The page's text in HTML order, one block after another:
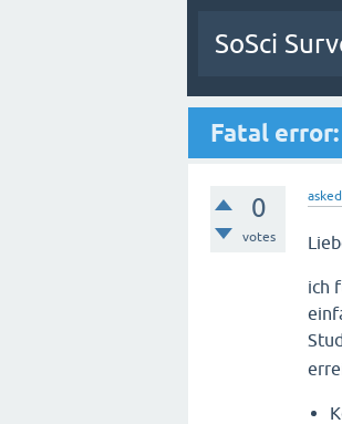
SoSci
Fatal
0
votes
asked
ich